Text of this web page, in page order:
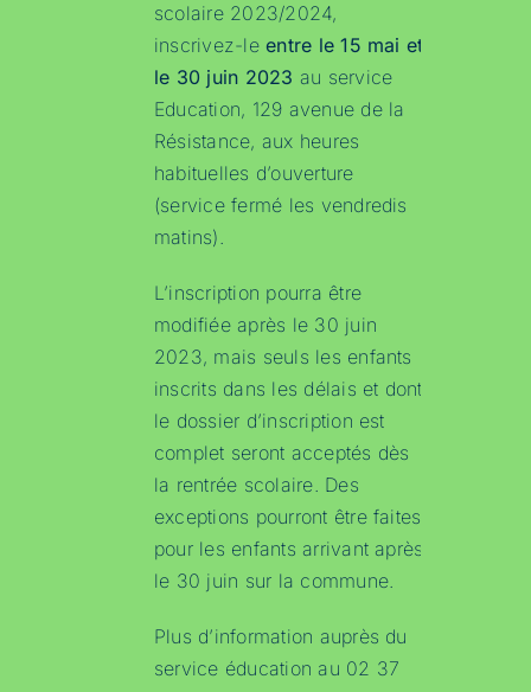
scolaire 2023/2024,
inscrivez-leentre le 15 mai et
le 30 juin 2023 au service
Education, 129 avenue de la
Résistance, aux heures
habituelles d’ouverture
(service fermé les vendredis
matins).
L’inscription pourra être
modifiée après le 30 juin
2023, mais seuls les enfants
inscrits dans les délais et dont
le dossier d’inscription est
complet seront acceptés dès
la rentrée scolaire. Des
exceptions pourront être faites
pour les enfants arrivant après
le 30 juin sur la commune.
Plus d’information auprès du
service éducation au 02 37